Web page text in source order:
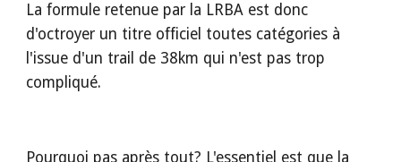
La formule retenue par la LRBA est donc
d'octroyer un titre officiel toutes catégories à
l'issue d'un trail de 38km qui n'est pas trop
compliqué.
Pourquoi pas après tout? L'essentiel est que la